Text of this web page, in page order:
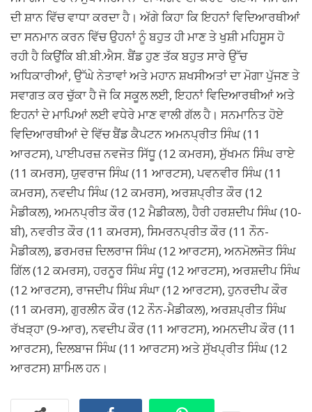
ਦੀ ਸ਼ਾਨ ਵਿੱਚ ਵਾਧਾ ਕਰਦਾ ਹੈ। ਅੱਗੇ ਕਿਹਾ ਕਿ ਇਹਨਾਂ ਵਿਦਿਆਰਥੀਆਂ
ਦਾ ਸਨਮਾਨ ਕਰਨ ਵਿੱਚ ਉਹਨਾਂ ਨੂੰ ਬਹੁਤ ਹੀ ਮਾਣ ਤੇ ਖੁਸ਼ੀ ਮਹਿਸੂਸ ਹੋ
ਰਹੀ ਹੈ ਕਿਉਂਕਿ ਬੀ.ਬੀ.ਐਸ. ਬੈਂਡ ਹੁਣ ਤੱਕ ਬਹੁਤ ਸਾਰੇ ਉੱਚ
ਅਧਿਕਾਰੀਆਂ, ਉੱਘੇ ਨੇਤਾਵਾਂ ਅਤੇ ਮਹਾਨ ਸ਼ਖਸੀਅਤਾਂ ਦਾ ਮੋਗਾ ਪੁੱਜਣ ਤੇ
ਸਵਾਗਤ ਕਰ ਚੁੱਕਾ ਹੈ ਜੋ ਕਿ ਸਕੂਲ ਲਈ, ਇਹਨਾਂ ਵਿਦਿਆਰਥੀਆਂ ਅਤੇ
ਇਹਨਾਂ ਦੇ ਮਾਪਿਆਂ ਲਈ ਵਧੇਰੇ ਮਾਣ ਵਾਲੀ ਗੱਲ ਹੈ। ਸਨਮਾਨਿਤ ਹੋਏ
ਵਿਦਿਆਰਥੀਆਂ ਦੇ ਵਿੱਚ ਬੈਂਡ ਕੈਪਟਨ ਅਮਨਪ੍ਰੀਤ ਸਿੰਘ (11
ਆਰਟਸ), ਪਾਈਪਰਜ਼ ਨਵਜੋਤ ਸਿੱਧੂ (12 ਕਮਰਸ), ਸੁੱਖਮਨ ਸਿੰਘ ਰਾਏ
(11 ਕਮਰਸ), ਯੁਵਰਾਜ ਸਿੰਘ (11 ਆਰਟਸ), ਪਵਨਵੀਰ ਸਿੰਘ (11
ਕਮਰਸ), ਨਵਦੀਪ ਸਿੰਘ (12 ਕਮਰਸ), ਅਰਸ਼ਪ੍ਰੀਤ ਕੌਰ (12
ਮੈਡੀਕਲ), ਅਮਨਪ੍ਰੀਤ ਕੌਰ (12 ਮੈਡੀਕਲ), ਹੈਰੀ ਹਰਸ਼ਦੀਪ ਸਿੰਘ (10-
ਬੀ), ਨਵਰੀਤ ਕੌਰ (11 ਕਮਰਸ), ਸਿਮਰਨਪ੍ਰੀਤ ਕੌਰ (11 ਨੌਨ-
ਮੈਡੀਕਲ), ਡਰਮਰਜ਼ ਦਿਲਰਾਜ ਸਿੰਘ (12 ਆਰਟਸ), ਅਨਮੋਲਜੋਤ ਸਿੰਘ
ਗਿੱਲ (12 ਕਮਰਸ), ਹਰਨੂਰ ਸਿੰਘ ਸੰਧੂ (12 ਆਰਟਸ), ਅਰਸ਼ਦੀਪ ਸਿੰਘ
(12 ਆਰਟਸ), ਰਾਜਦੀਪ ਸਿੰਘ ਸੰਘਾ (12 ਆਰਟਸ), ਹੁਨਰਦੀਪ ਕੌਰ
(11 ਕਮਰਸ), ਗੁਰਲੀਨ ਕੌਰ (12 ਨੌਨ-ਮੈਡੀਕਲ), ਅਰਸ਼ਪ੍ਰੀਤ ਸਿੰਘ
ਰੱਖੜ੍ਹਾ (9-ਆਰ), ਨਵਦੀਪ ਕੌਰ (11 ਆਰਟਸ), ਅਮਨਦੀਪ ਕੌਰ (11
ਆਰਟਸ), ਦਿਲਬਾਜ ਸਿੰਘ (11 ਆਰਟਸ) ਅਤੇ ਸੁੱਖਪ੍ਰੀਤ ਸਿੰਘ (12
ਆਰਟਸ) ਸ਼ਾਮਿਲ ਹਨ।